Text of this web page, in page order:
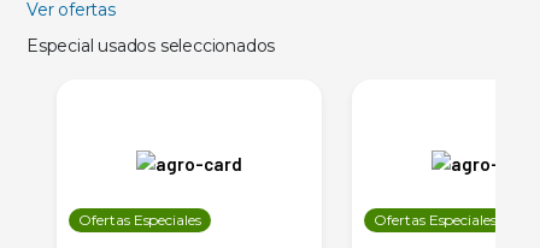
Ver ofertas
Especial usados seleccionados
Ofertas Especiales Ofertas Especiales